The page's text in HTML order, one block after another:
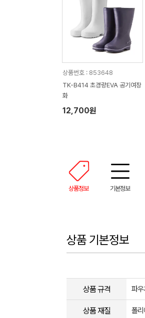
상품번호 : 853648
TK-B414 초경량EVA 공기여장
화
12,700원
상품정보 기본정보
상품 기본정보
상품 규격 파
상품 재질 폴리